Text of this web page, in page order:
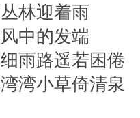
林迎着雨
中的发端
雨路遥若困倦
湾小草倚清泉